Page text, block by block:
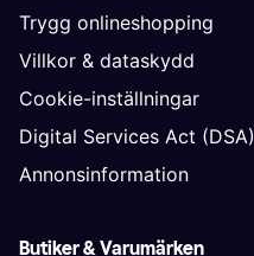
Trygg onlineshopping
Villkor & dataskydd
Cookie-inställningar
Digital Services Act (DSA)
Annonsinformation
Butiker & Varumärken